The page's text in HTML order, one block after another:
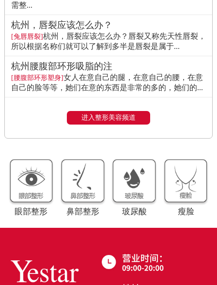
需整...
杭州，唇裂应该怎么办？
[兔唇唇裂]杭州，唇裂应该怎么办？唇裂又称先天性唇裂，
所以根据名称们就可以了解到多半是唇裂是属于...
杭州腰腹部环形吸脂的注
[腰腹部环形塑身]女人在意自己的腿，在意自己的腰，在意
自己的脸等等，她们在意的东西是非常的多的，她们的...
进入整形美容频道
眼部整形 鼻部整形 玻尿酸 瘦脸